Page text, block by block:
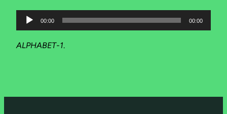
Lecteur
audio
00:00 00:00
ALPHABET-1.